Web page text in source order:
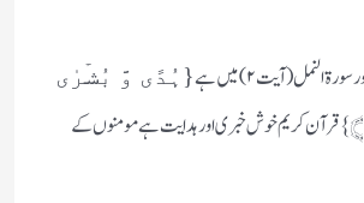
{ہُدًی وَّ بُشۡرٰی
﴿۲﴾}قرآن کریم خوش خبری اور ہدایت ہے مومنوں کے